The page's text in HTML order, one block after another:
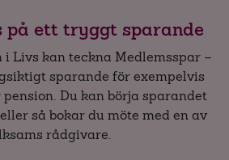
på ett tryggt sparande
i Livs kan teckna Medlemsspar –
sparande för exempelvis
Du kan börja sparandet
så bokar du möte med en av
rådgivare.